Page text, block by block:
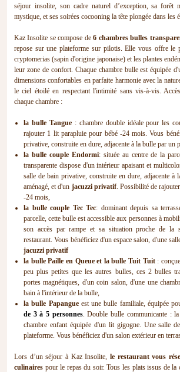
séjour insolite, son cadre naturel d’exception, sa forêt
mystique, et ses soirées cocooning la tête plongée dans les
Kaz Insolite se compose de6 chambres bulles
repose sur une plateforme sur pilotis. Elle vous offre le
cryptomerias (sapin d'origine japonaise) et les plantes
leur zone de confort. Chaque chambre bulle est équipée
dimensions confortables en parfaite harmonie avec la
le ciel étoilé en respectant l'intimité sans vis-à-vis.
chaque chambre :
la bulle Tangue: chambre double idéale pour les
rajouter 1 lit parapluie pour bébé -24 mois. Vous
privative, construite en dure, adjacente à la bulle par un
la bulle couple Endormi: située au centre de la
transparente dispose d'un intérieur apaisant et
salle de bain privative, construite en dure, adjacente à
aménagé, et d'un jacuzzi privatif. Possibilité de
-24 mois,
la bulle couple Tec Tec: dominant depuis sa
parcelle, cette bulle est accessible aux personnes à
son accès par rampe et sa situation proche de la
restaurant. Vous bénéficiez d'un espace salon, d'une
jacuzzi privatif
la bulle Paille en Queue et la bulle Tuit Tuit:
peu plus petites que les autres bulles, ces 2 bulles
portes magnétiques, d'un coin salon, d'une une
bain à l'intérieur de la bulle,
la bulle Papangueest une bulle familiale, équipée
de 3 à 5 personnes. Double bulle communicante :
chambre enfant équipée d'un lit gigogne. Une salle
plateforme. Vous bénéficiez d'un salon extérieur en
Lors d’un séjour à Kaz Insolite, le restaurant vous
culinaires pour le repas du soir. Tous les plats issus de la